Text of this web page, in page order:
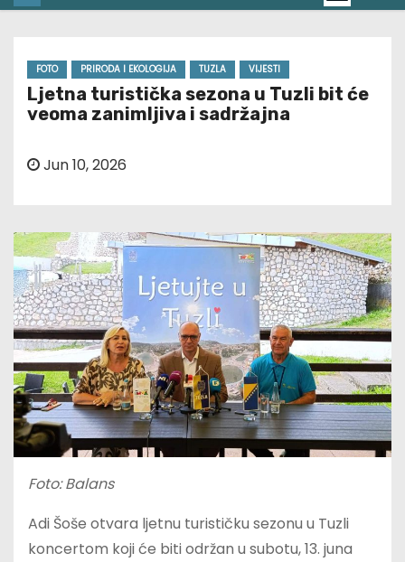
FOTO PRIRODA I EKOLOGIJA TUZLA VIJESTI
Ljetna turistička sezona u Tuzli bit će
veoma zanimljiva i sadržajna
Jun 10, 2026
Foto: Balans
Adi Šoše otvara ljetnu turističku sezonu u Tuzli
koncertom koji će biti održan u subotu, 13. juna